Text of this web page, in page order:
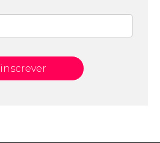
inscrever